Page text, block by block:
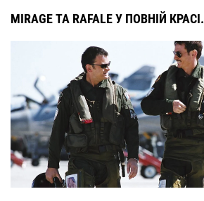
MIRAGE ТА RAFALE У ПОВНІЙ КРАСІ.